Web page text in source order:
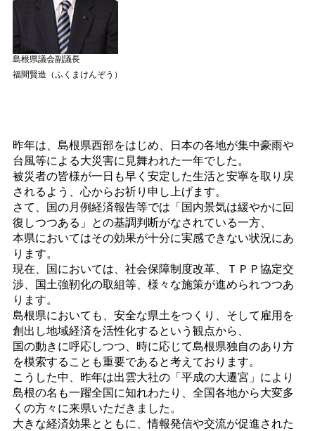
島根県議会副議長
福間賢造（ふくまけんぞう）
昨年は、島根県西部をはじめ、日本の各地が集中豪雨や
台風等による大災害に見舞われた一年でした。
被災者の皆様が一日も早く安定した生活と安寧を取り戻
されるよう、心からお祈り申し上げます。
さて、国の月例経済報告等では「国内景気は緩やかに回
復しつつある」との基調判断がなされている一方、
本県においてはその効果が十分に実感できない状況にあ
ります。
現在、国においては、社会保障制度改革、ＴＰＰ協定交
渉、国土強靭化の取組等、様々な施策が進められつつあ
ります。
島根県においても、安全な県土をつくり、そして雇用を
創出し地域経済を活性化するという観点から、
国の動きに呼応しつつ、時に応じて島根県独自のあり方
を模索することも重要であると考えております。
こうした中、昨年は出雲大社の「平成の大遷宮」により
島根の名も一躍全国に知れわたり、全国各地から大変多
くの方々に来県いただきました。
大きな経済効果とともに、情報発信や交流が促進された